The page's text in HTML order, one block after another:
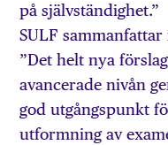
på självständighet.”
SULF
”Det helt nya
avancerade nivån
god utgångspunkt
utformning av